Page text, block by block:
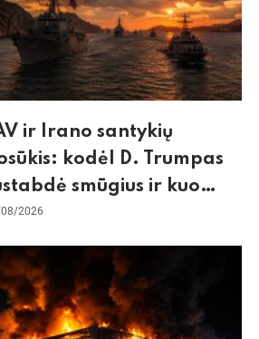
ir Irano santykių
kodėl D. Trumpas
smūgius ir kuo
pasaulio
2026